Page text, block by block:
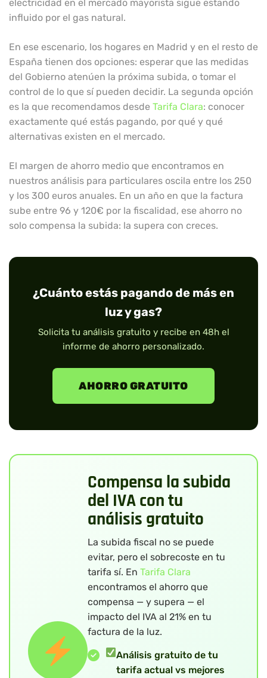
electricidad en el mercado mayorista sigue estando
influido por el gas natural.
En ese escenario, los hogares en Madrid y en el resto de
España tienen dos opciones: esperar que las medidas
del Gobierno atenúen la próxima subida, o tomar el
control de lo que sí pueden decidir. La segunda opción
es la que recomendamos desde Tarifa Clara: conocer
exactamente qué estás pagando, por qué y qué
alternativas existen en el mercado.
El margen de ahorro medio que encontramos en
nuestros análisis para particulares oscila entre los 250
y los 300 euros anuales. En un año en que la factura
sube entre 96 y 120€ por la fiscalidad, ese ahorro no
solo compensa la subida: la supera con creces.
¿Cuánto estás pagando de más en
luz y gas?
Solicita tu análisis gratuito y recibe en 48h el
informe de ahorro personalizado.
AHORRO GRATUITO
Compensa la subida
del IVA con tu
análisis gratuito
La subida fiscal no se puede
evitar, pero el sobrecoste en tu
tarifa sí. En Tarifa Clara
encontramos el ahorro que
compensa — y supera — el
impacto del IVA al 21% en tu
factura de la luz.
Análisis gratuito de tu
tarifa actual vs mejores